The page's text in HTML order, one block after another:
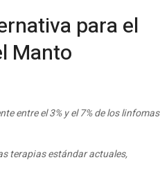
para el
Manto
entre el 3% y el 7% de los linfomas
terapias estándar actuales,